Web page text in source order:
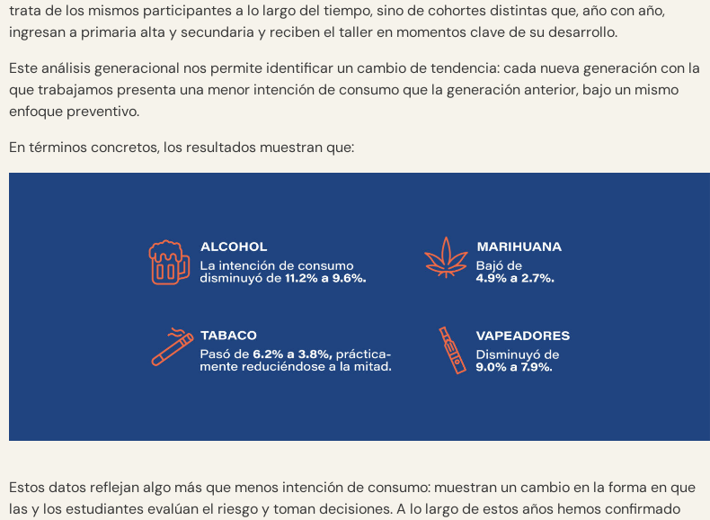
trata de los mismos participantes a lo largo del tiempo, sino de cohortes distintas que, año con año,
ingresan a primaria alta y secundaria y reciben el taller en momentos clave de su desarrollo.
Este análisis generacional nos permite identificar un cambio de tendencia: cada nueva generación con la
que trabajamos presenta una menor intención de consumo que la generación anterior, bajo un mismo
enfoque preventivo.
En términos concretos, los resultados muestran que:
Estos datos reflejan algo más que menos intención de consumo: muestran un cambio en la forma en que
las y los estudiantes evalúan el riesgo y toman decisiones. A lo largo de estos años hemos confirmado